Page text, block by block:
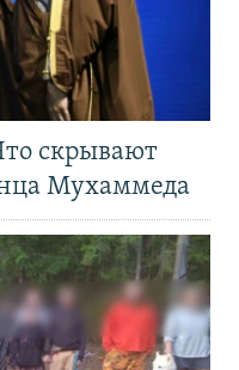
скрывают
Мухаммеда